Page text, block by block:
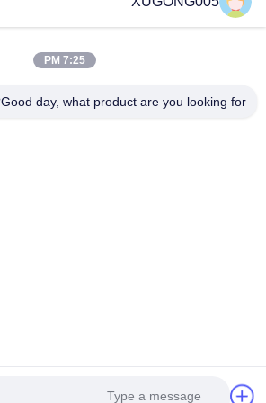
© 2026 Guangzhou Xugong Machinery Parts Firm. All Rights Reserved.
7:25 PM
Good day, what product are you looking for?